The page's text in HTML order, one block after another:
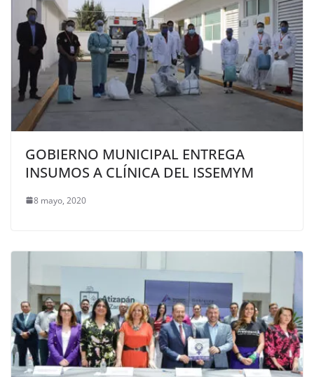
GOBIERNO MUNICIPAL ENTREGA
INSUMOS A CLÍNICA DEL ISSEMYM
8 mayo, 2020